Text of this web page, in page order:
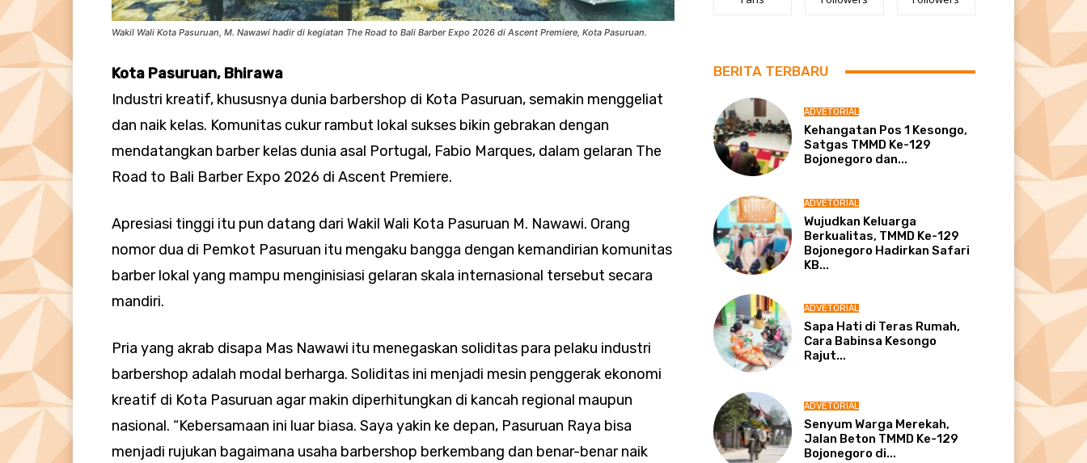
Wakil Wali Kota Pasuruan, M. Nawawi hadir di kegiatan The Road to Bali Barber Expo 2026 di Ascent Premiere, Kota Pasuruan.
Kota Pasuruan, Bhirawa
Industri kreatif, khususnya dunia barbershop di Kota Pasuruan, semakin menggeliat
dan naik kelas. Komunitas cukur rambut lokal sukses bikin gebrakan dengan
mendatangkan barber kelas dunia asal Portugal, Fabio Marques, dalam gelaran The
Road to Bali Barber Expo 2026 di Ascent Premiere.
Apresiasi tinggi itu pun datang dari Wakil Wali Kota Pasuruan M. Nawawi. Orang
nomor dua di Pemkot Pasuruan itu mengaku bangga dengan kemandirian komunitas
barber lokal yang mampu menginisiasi gelaran skala internasional tersebut secara
mandiri.
Pria yang akrab disapa Mas Nawawi itu menegaskan soliditas para pelaku industri
barbershop adalah modal berharga. Soliditas ini menjadi mesin penggerak ekonomi
kreatif di Kota Pasuruan agar makin diperhitungkan di kancah regional maupun
nasional. “Kebersamaan ini luar biasa. Saya yakin ke depan, Pasuruan Raya bisa
menjadi rujukan bagaimana usaha barbershop berkembang dan benar-benar naik
BERITA TERBARU
ADVETORIAL
Kehangatan Pos 1 Kesongo,
Satgas TMMD Ke-129
Bojonegoro dan...
ADVETORIAL
Wujudkan Keluarga
Berkualitas, TMMD Ke-129
Bojonegoro Hadirkan Safari
KB...
ADVETORIAL
Sapa Hati di Teras Rumah,
Cara Babinsa Kesongo
Rajut...
ADVETORIAL
Senyum Warga Merekah,
Jalan Beton TMMD Ke-129
Bojonegoro di...